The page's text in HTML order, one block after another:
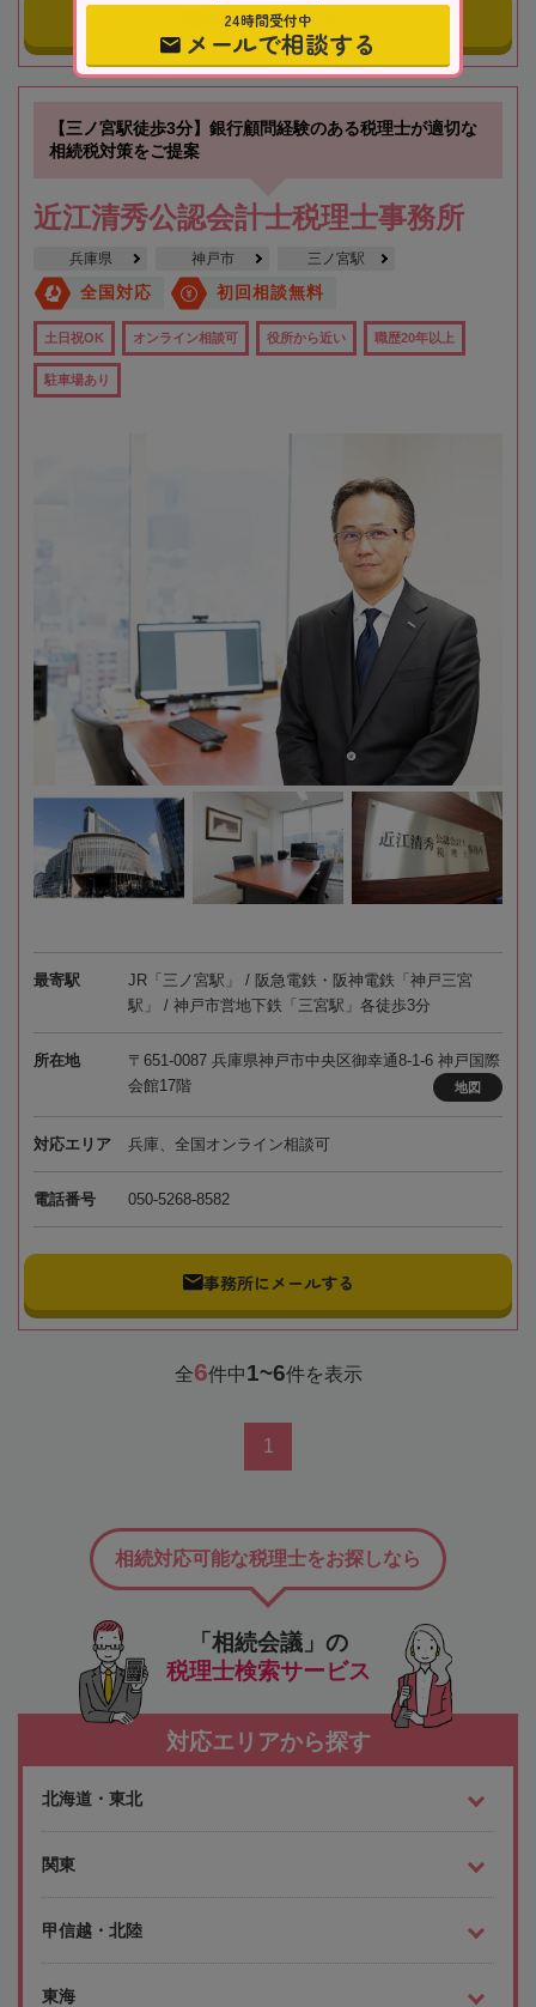
事務所にメールする
【三ノ宮駅徒歩3分】銀行顧問経験のある税理士が適切な
相続税対策をご提案
近江清秀公認会計士税理士事務所
兵庫県 神戸市 三ノ宮駅
全国対応 初回相談無料
土日祝OK オンライン相談可 役所から近い 職歴20年以上
駐車場あり
最寄駅
JR「三ノ宮駅」 / 阪急電鉄・阪神電鉄「神戸三宮
駅」 / 神戸市営地下鉄「三宮駅」各徒歩3分
所在地
〒651-0087 兵庫県神戸市中央区御幸通8-1-6 神戸国際
会館17階
地図
対応エリア 兵庫、全国オンライン相談可
電話番号 050-5268-8582
事務所にメールする
全6件中1~6件を表示
1
「相続会議」の
税理士検索サービス
相続対応可能な税理士をお探しなら
対応エリアから探す
北海道・東北
関東
甲信越・北陸
東海
24時間受付中
メールで相談する